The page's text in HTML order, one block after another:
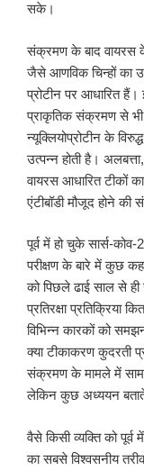
सके।
संक्रमण के बाद वायरस के
जैसे आणविक चिन्हों का
प्रोटीन पर आधारित हैं।
प्राकृतिक संक्रमण से
न्यूक्लियोप्रोटीन के
उत्पन्न होती है।
वायरस आधारित टीकों
एंटीबॉडी मौजूद होने की
पूर्व में हो चुके सार्स-
परीक्षण के बारे में कुछ
को पिछले ढाई साल से
प्रतिरक्षा प्रतिक्रिया
विभिन्न कारकों को
क्या टीकाकरण कुदरती
संक्रमण के मामले में
लेकिन कुछ अध्ययन
वैसे किसी व्यक्ति को
का सबसे विश्वसनीय